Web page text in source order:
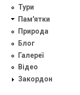
Тури
Пам'ятки
Природа
Блог
Галереї
Відео
Закордон